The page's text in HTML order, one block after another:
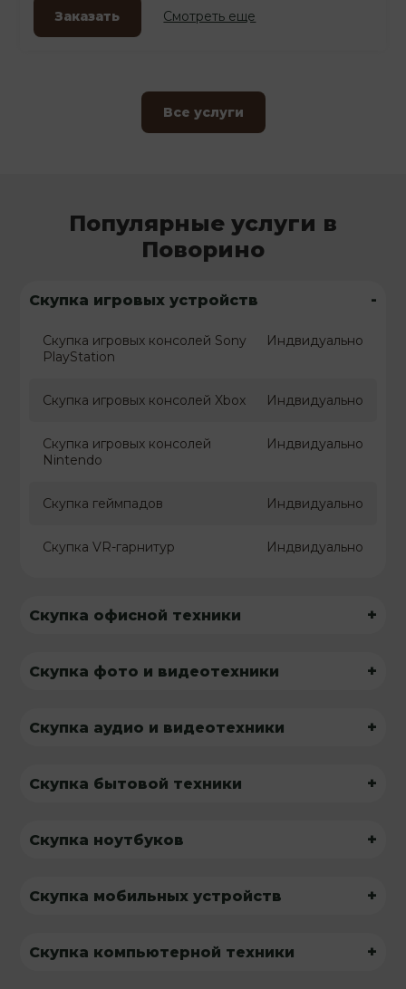
Заказать Смотреть еще
Все услуги
Популярные услуги в
Поворино
Скупка игровых устройств -
Скупка игровых консолей Sony
PlayStation
Индвидуально
Скупка игровых консолей Xbox Индвидуально
Скупка игровых консолей
Nintendo
Индвидуально
Скупка геймпадов Индвидуально
Скупка VR-гарнитур Индвидуально
Скупка офисной техники +
Скупка фото и видеотехники +
Скупка аудио и видеотехники +
Скупка бытовой техники +
Скупка ноутбуков +
Скупка мобильных устройств +
Скупка компьютерной техники +